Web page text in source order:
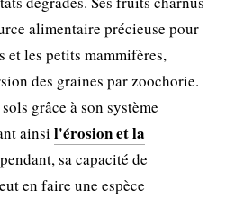
alimentaire précieuse pour
et les petits mammifères,
des graines par zoochorie.
grâce à son système
ainsi l'érosion et la
sa capacité de
en faire une espèce